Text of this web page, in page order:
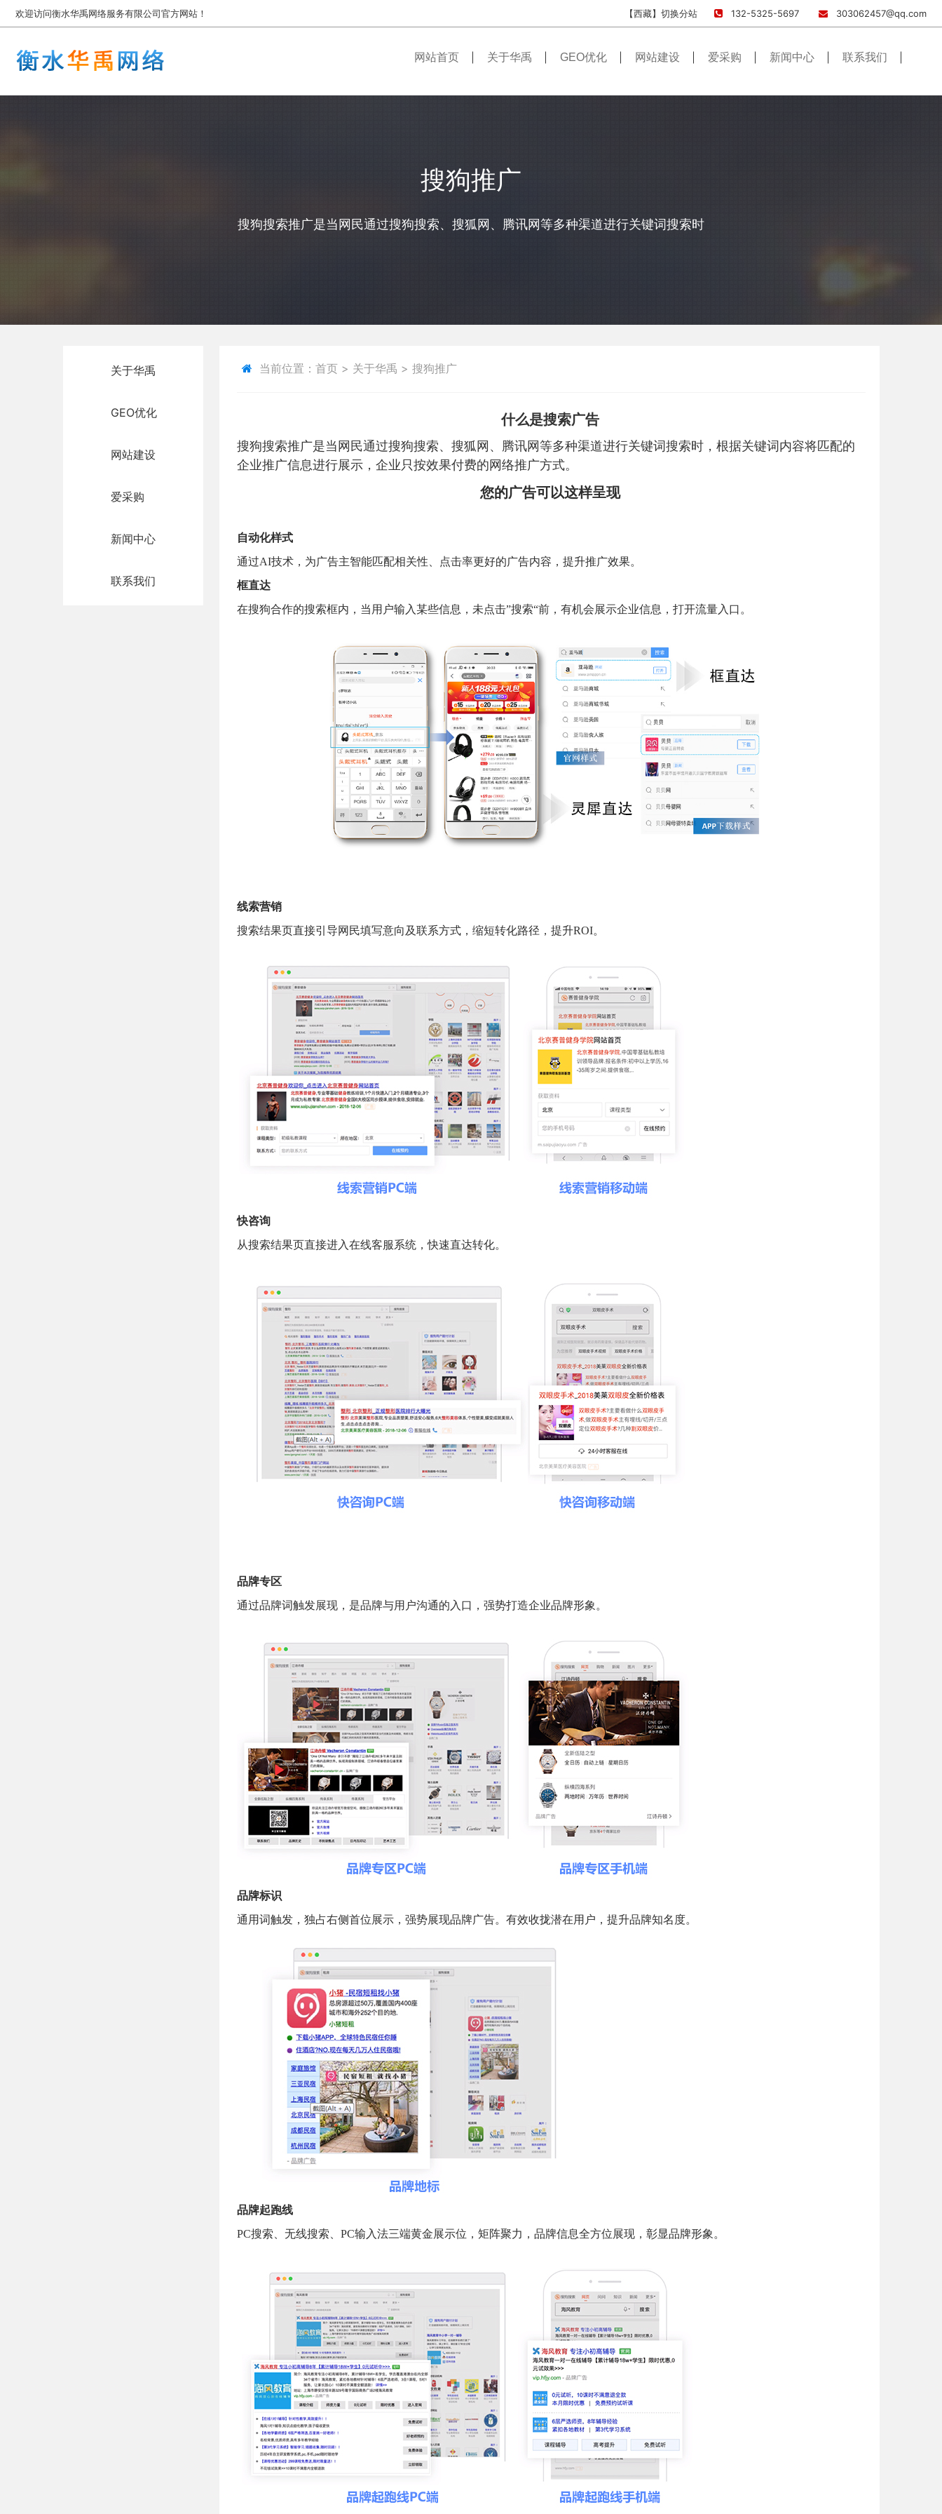
欢迎访问衡水华禹网络服务有限公司官方网站！ 【西藏】 切换分站 132-5325-5697 303062457@qq.com
网站首页 关于华禹 GEO优化 网站建设 爱采购 新闻中心 联系我们
搜狗推广
搜狗搜索推广是当网民通过搜狗搜索、搜狐网、腾讯网等多种渠道进行关键词搜索时
关于华禹
GEO优化
网站建设
爱采购
新闻中心
联系我们
当前位置： 首页> 关于华禹 > 搜狗推广
什么是搜索广告
搜狗搜索推广是当网民通过搜狗搜索、搜狐网、腾讯网等多种渠道进行关键词搜索时，根据关键词内容将匹配的
企业推广信息进行展示，企业只按效果付费的网络推广方式。
您的广告可以这样呈现
自动化样式
通过AI技术，为广告主智能匹配相关性、点击率更好的广告内容，提升推广效果。
框直达
在搜狗合作的搜索框内，当用户输入某些信息，未点击”搜索“前，有机会展示企业信息，打开流量入口。
线索营销
搜索结果页直接引导网民填写意向及联系方式，缩短转化路径，提升ROI。
快咨询
从搜索结果页直接进入在线客服系统，快速直达转化。
品牌专区
通过品牌词触发展现，是品牌与用户沟通的入口，强势打造企业品牌形象。
品牌标识
通用词触发，独占右侧首位展示，强势展现品牌广告。有效收拢潜在用户，提升品牌知名度。
品牌起跑线
PC搜索、无线搜索、PC输入法三端黄金展示位，矩阵聚力，品牌信息全方位展现，彰显品牌形象。